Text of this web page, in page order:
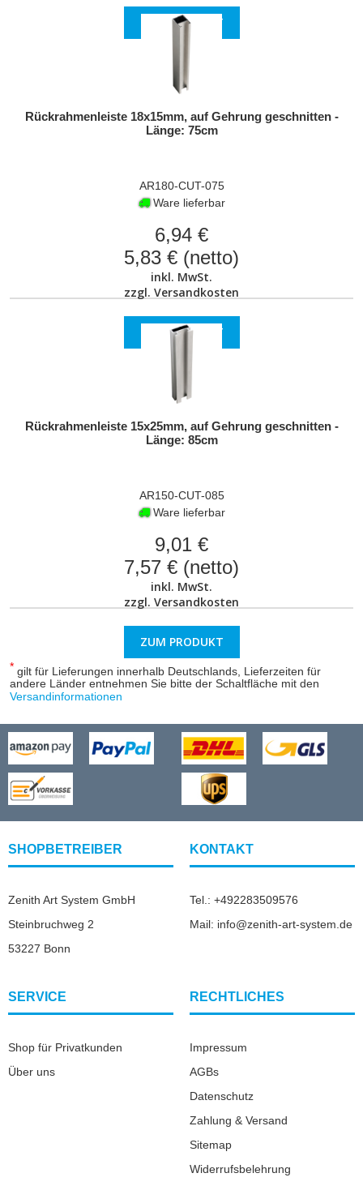
ZUM PRODUKT
Rückrahmenleiste 18x15mm, auf Gehrung geschnitten -
Länge: 75cm
AR180-CUT-075
Ware lieferbar
6,94 €
5,83 € (netto)
inkl. MwSt.
zzgl. Versandkosten
ZUM PRODUKT
Rückrahmenleiste 15x25mm, auf Gehrung geschnitten -
Länge: 85cm
AR150-CUT-085
Ware lieferbar
9,01 €
7,57 € (netto)
inkl. MwSt.
zzgl. Versandkosten
ZUM PRODUKT
* gilt für Lieferungen innerhalb Deutschlands, Lieferzeiten für
andere Länder entnehmen Sie bitte der Schaltfläche mit den
Versandinformationen
SHOPBETREIBER
Zenith Art System GmbH
Steinbruchweg 2
53227 Bonn
KONTAKT
Tel.: +492283509576
Mail: info@zenith-art-system.de
SERVICE
Shop für Privatkunden
Über uns
RECHTLICHES
Impressum
AGBs
Datenschutz
Zahlung & Versand
Sitemap
Widerrufsbelehrung